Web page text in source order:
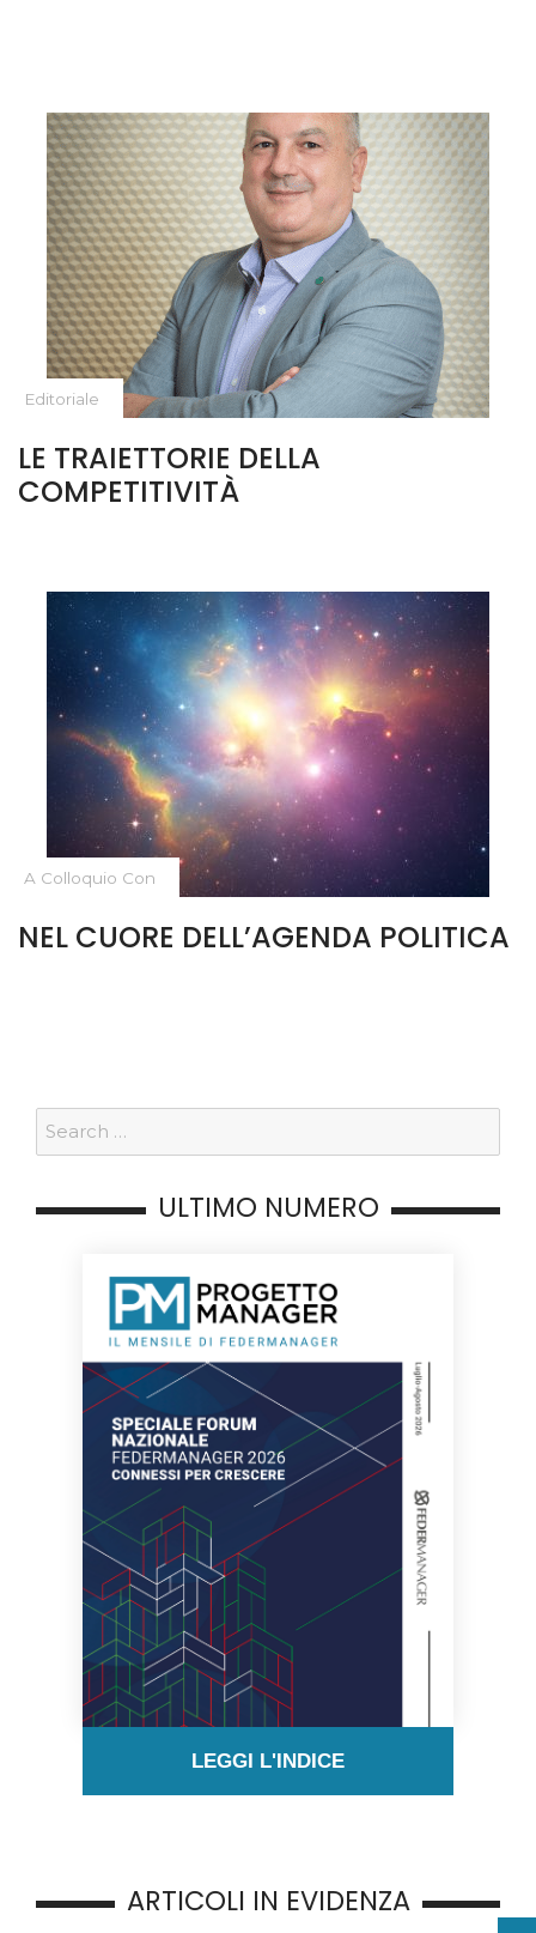
Editoriale
LE TRAIETTORIE DELLA
COMPETITIVITÀ
A Colloquio Con
NEL CUORE DELL’AGENDA POLITICA
ULTIMO NUMERO
LEGGI L'INDICE
ARTICOLI IN EVIDENZA